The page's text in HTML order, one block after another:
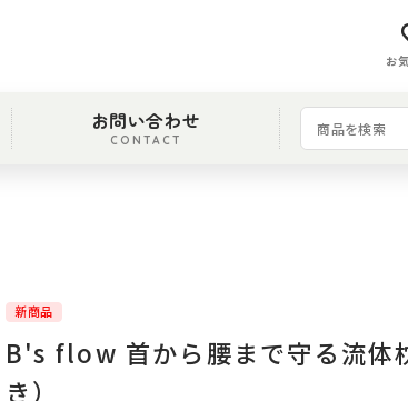
お
お問い合わせ
CONTACT
新商品
B's flow 首から腰まで守る流体
き）